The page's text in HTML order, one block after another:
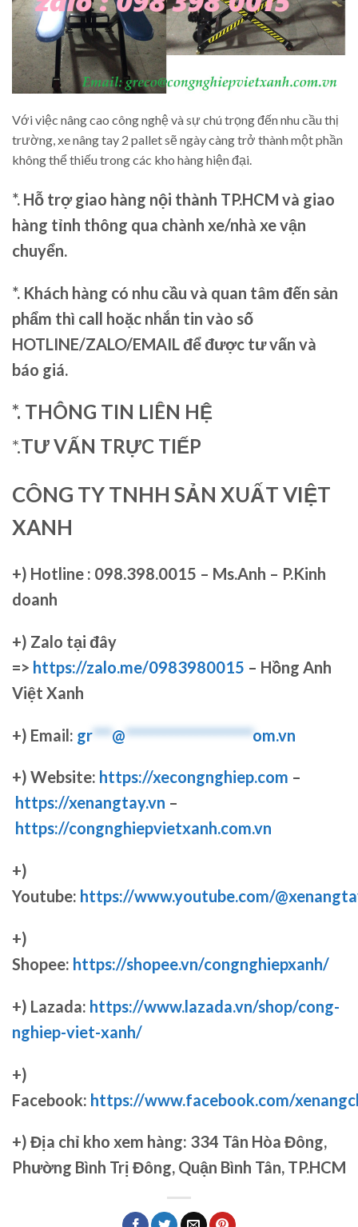
Với việc nâng cao công nghệ và sự chú trọng đến nhu cầu thị
trường, xe nâng tay 2 pallet sẽ ngày càng trở thành một phần
không thể thiếu trong các kho hàng hiện đại.
*. Hỗ trợ giao hàng nội thành TP.HCM và giao
hàng tỉnh thông qua chành xe/nhà xe vận
chuyển.
*. Khách hàng có nhu cầu và quan tâm đến sản
phẩm thì call hoặc nhắn tin vào số
HOTLINE/ZALO/EMAIL để được tư vấn và
báo giá.
*. THÔNG TIN LIÊN HỆ
*.TƯ VẤN TRỰC TIẾP
CÔNG TY TNHH SẢN XUẤT VIỆT
XANH
+) Hotline : 098.398.0015 – Ms.Anh – P.Kinh
doanh
+) Zalo tại đây
=> https://zalo.me/0983980015 – Hồng Anh
Việt Xanh
+) Email: gr***@********************om.vn
+) Website: https://xecongnghiep.com –
https://xenangtay.vn –
https://congnghiepvietxanh.com.vn
+)
Youtube: https://www.youtube.com/
+)
Shopee: https://shopee.vn/congnghiepxanh/
+) Lazada: https://www.lazada.vn/shop/cong-
nghiep-viet-xanh/
+)
Facebook: https://www.facebook.com/
+) Địa chỉ kho xem hàng: 334 Tân Hòa Đông,
Phường Bình Trị Đông, Quận Bình Tân, TP.HCM